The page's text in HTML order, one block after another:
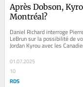
Après Dobson,
Montréal?
Daniel Richard interroge
LeBrun sur la possibilité de
Jordan Kyrou avec les
01.07.2025
10
RDS